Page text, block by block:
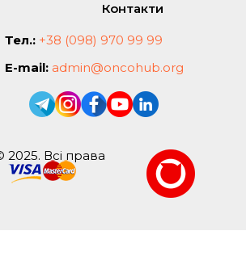
Контакти
Тел.: +38 (098) 970 99 99
E-mail: admin@oncohub.org
Всі права